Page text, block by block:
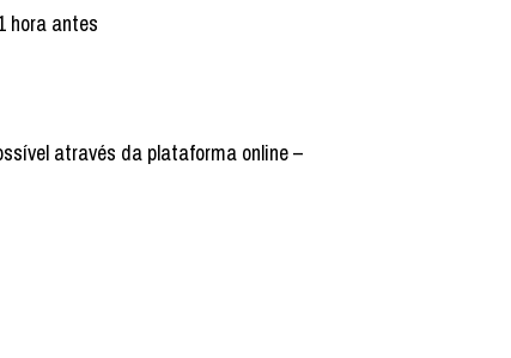
hora antes
através da plataforma online –